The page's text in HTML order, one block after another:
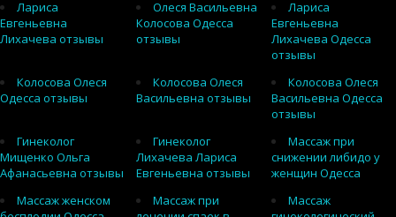
Лариса
Евгеньевна
Лихачева отзывы
Олеся Васильевна
Колосова Одесса
отзывы
Лариса
Евгеньевна
Лихачева Одесса
отзывы
Колосова Олеся
Одесса отзывы
Колосова Олеся
Васильевна отзывы
Колосова Олеся
Васильевна Одесса
отзывы
Гинеколог
Мищенко Ольга
Афанасьевна отзывы
Гинеколог
Лихачева Лариса
Евгеньевна отзывы
Массаж при
снижении либидо у
женщин Одесса
Массаж женском
Массаж при
Массаж